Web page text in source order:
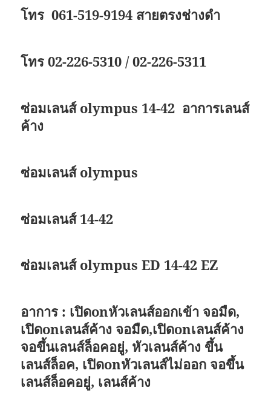
โทร 061-519-9194 สายตรงช่างดำ
โทร 02-226-5310 / 02-226-5311
ซ่อมเลนส์ olympus 14-42 อาการเลนส์
ค้าง
ซ่อมเลนส์ olympus
ซ่อมเลนส์ 14-42
ซ่อมเลนส์ olympus ED 14-42 EZ
อาการ : เปิดonหัวเลนส์ออกเข้า จอมืด,
เปิดonเลนส์ค้าง จอมืด,เปิดonเลนส์ค้าง
จอขึ้นเลนส์ล็อคอยู่, หัวเลนส์ค้าง ขึ้น
เลนส์ล็อค, เปิดonหัวเลนส์ไม่ออก จอขึ้น
เลนส์ล็อคอยู่, เลนส์ค้าง